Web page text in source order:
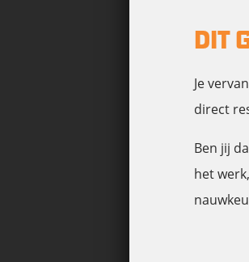
DIT
Je
direct
Ben jij
het